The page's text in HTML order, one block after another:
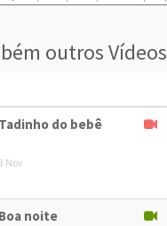
outros Vídeos
Tadinho do bebê
Nov
Boa noite